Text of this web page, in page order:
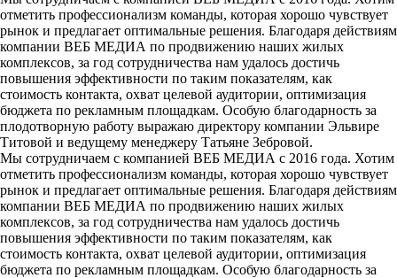
отметить профессионализм команды, которая хорошо чувствует
рынок и предлагает оптимальные решения. Благодаря действиям
компании ВЕБ МЕДИА по продвижению наших жилых
комплексов, за год сотрудничества нам удалось достичь
повышения эффективности по таким показателям, как
стоимость контакта, охват целевой аудитории, оптимизация
бюджета по рекламным площадкам. Особую благодарность за
плодотворную работу выражаю директору компании Эльвире
Титовой и ведущему менеджеру Татьяне Зебровой.
Мы сотрудничаем с компанией ВЕБ МЕДИА с 2016 года. Хотим
отметить профессионализм команды, которая хорошо чувствует
рынок и предлагает оптимальные решения. Благодаря действиям
компании ВЕБ МЕДИА по продвижению наших жилых
комплексов, за год сотрудничества нам удалось достичь
повышения эффективности по таким показателям, как
стоимость контакта, охват целевой аудитории, оптимизация
бюджета по рекламным площадкам. Особую благодарность за